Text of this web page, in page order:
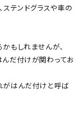
ステンドグラスや車の
もしれませんが、
だ付けが関わってお
がはんだ付けと呼ば